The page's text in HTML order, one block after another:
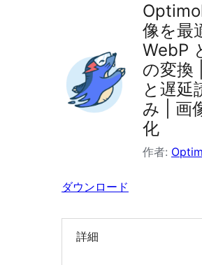
像を最
WebP
の変換
と遅延
み | 画
化
作者:
ダウンロード
詳細